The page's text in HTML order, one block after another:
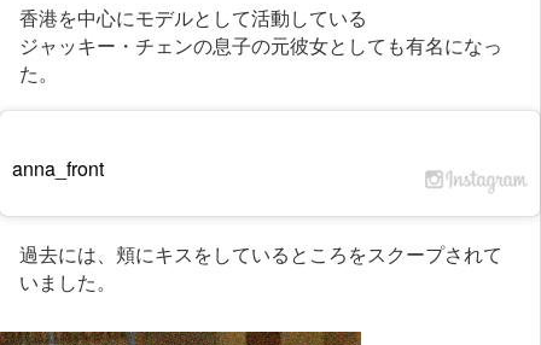
香港を中心にモデルとして活動している
ジャッキー・チェンの息子の元彼女としても有名になっ
た。
anna_front
過去には、頬にキスをしているところをスクープされて
いました。